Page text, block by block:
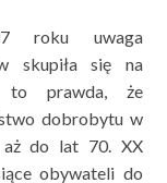
roku uwaga
skupiła się na
to prawda, że
dobrobytu w
aż do lat 70. XX
obywateli do